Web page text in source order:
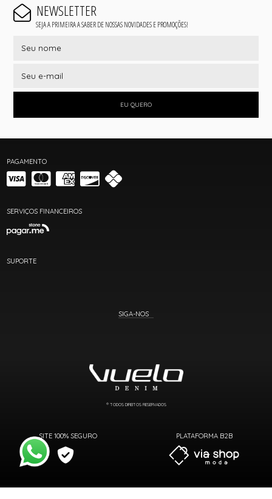
NEWSLETTER
SEJA A PRIMEIRA A SABER DE NOSSAS NOVIDADES E PROMOÇÕES!
EU QUERO
PAGAMENTO
SERVIÇOS FINANCEIROS
SITE 100% SEGURO PLATAFORMA B2B
SUPORTE
® TODOS DIREITOS RESERVADOS